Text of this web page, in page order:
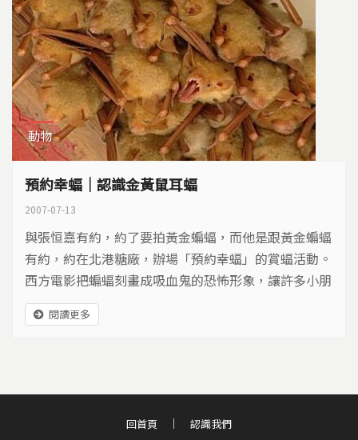
動物
預約幸蝠｜認識金黃鼠耳蝠
2007-07-13
與張恒嘉有約，約了要拍黃金蝙蝠，而他是跟黃金蝙蝠
有約，約在北港糖廠，辦場「預約幸蝠」的賞蝠活動。
西方電影把蝙蝠刻畫成吸血鬼的恐怖形象，讓許多小朋
友害怕蝙蝠，許多人對牠有所誤解。其實，蝙蝠對人類
很有幫助，一隻蝙蝠一天可以吃到1000隻的蚊子，有
閱讀更多
回首頁 認識我們